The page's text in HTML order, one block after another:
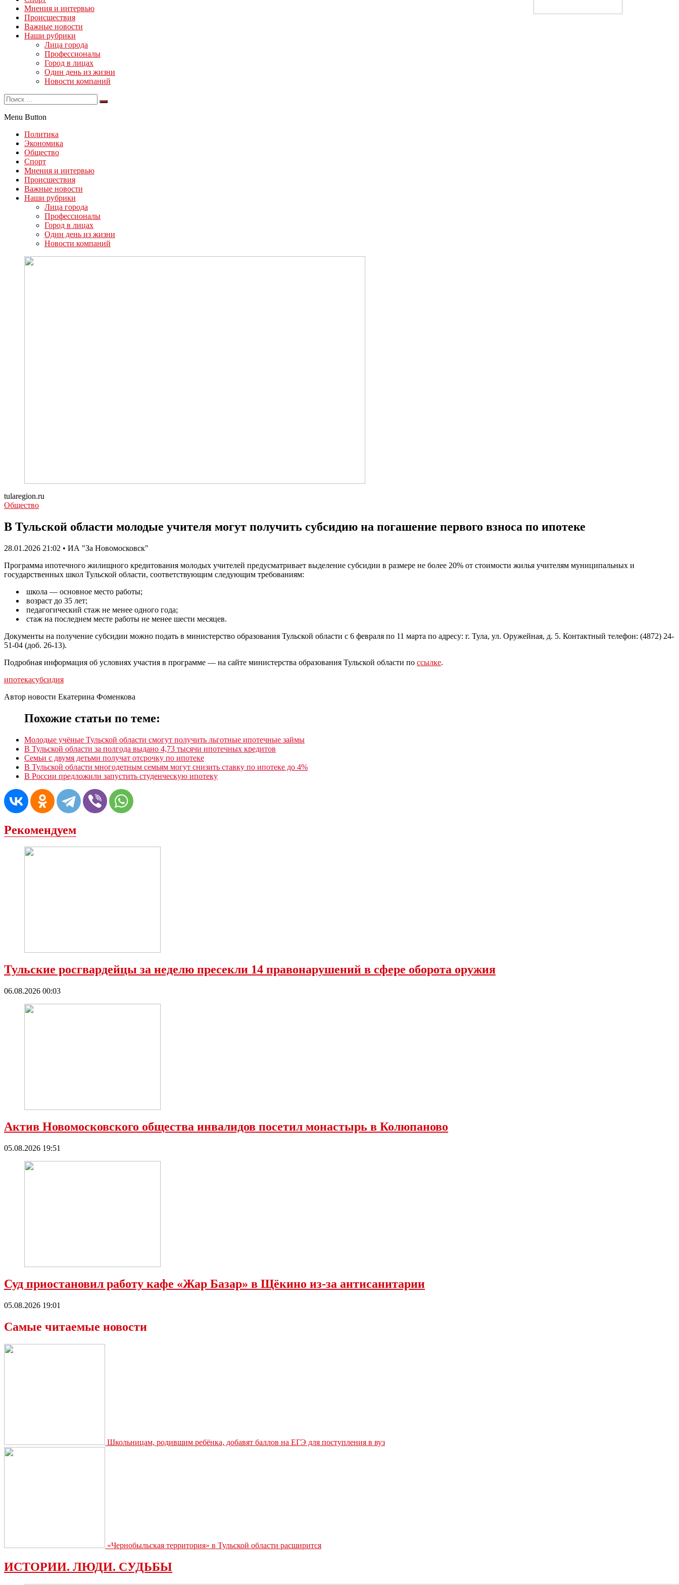
Мнения и интервью
Происшествия
Важные новости
Наши рубрики
Лица города
Профессионалы
Город в лицах
Один день из жизни
Новости компаний
Menu Button
Политика
Экономика
Общество
Спорт
Мнения и интервью
Происшествия
Важные новости
Наши рубрики
Лица города
Профессионалы
Город в лицах
Один день из жизни
Новости компаний
tularegion.ru
Общество
В Тульской области молодые учителя могут получить субсидию на погашение первого взноса по ипотеке
28.01.2026 21:02 • ИА "За Новомосковск"
Программа ипотечного жилищного кредитования молодых учителей предусматривает выделение субсидии в размере не более 20% от стоимости жилья учителям муниципальных и
государственных школ Тульской области, соответствующим следующим требованиям:
школа — основное место работы;
возраст до 35 лет;
педагогический стаж не менее одного года;
стаж на последнем месте работы не менее шести месяцев.
️Документы на получение субсидии можно подать в министерство образования Тульской области с 6 февраля по 11 марта по адресу: г. Тула, ул. Оружейная, д. 5. Контактный телефон: (4872) 24-
51-04 (доб. 26-13).
Подробная информация об условиях участия в программе — на сайте министерства образования Тульской области по ссылке.
ипотекасубсидия
Автор новости Екатерина Фоменкова
Похожие статьи по теме:
Молодые учёные Тульской области смогут получить льготные ипотечные займы
В Тульской области за полгода выдано 4,73 тысячи ипотечных кредитов
Семьи с двумя детьми получат отсрочку по ипотеке
В Тульской области многодетным семьям могут снизить ставку по ипотеке до 4%
В России предложили запустить студенческую ипотеку
Рекомендуем
Тульские росгвардейцы за неделю пресекли 14 правонарушений в сфере оборота оружия
06.08.2026 00:03
Актив Новомосковского общества инвалидов посетил монастырь в Колюпаново
05.08.2026 19:51
Суд приостановил работу кафе «Жар Базар» в Щёкино из-за антисанитарии
05.08.2026 19:01
Самые читаемые новости
Школьницам, родившим ребёнка, добавят баллов на ЕГЭ для поступления в вуз
«Чернобыльская территория» в Тульской области расширится
ИСТОРИИ. ЛЮДИ. СУДЬБЫ